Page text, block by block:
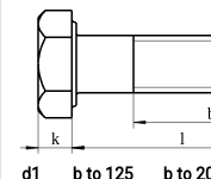
d1 b to 125 b to